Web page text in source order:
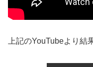
上記のYouTubeより結